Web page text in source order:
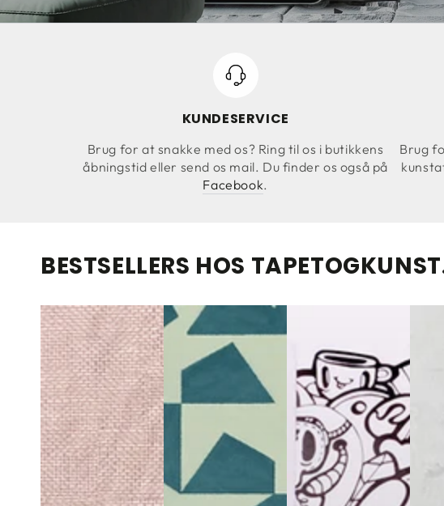
KUNDESERVICE
Brug for at snakke med os? Ring til os i butikkens
åbningstid eller send os mail. Du finder os også på
Facebook.
Brug
BESTSELLERS HOS